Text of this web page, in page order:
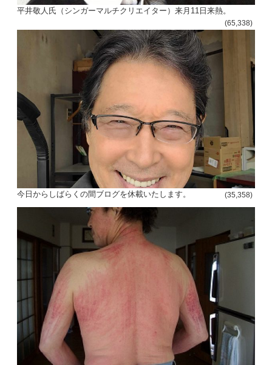
平井敬人氏（シンガーマルチクリエイター）来月11日来熱。
(65,338)
今日からしばらくの間ブログを休載いたします。 (35,358)